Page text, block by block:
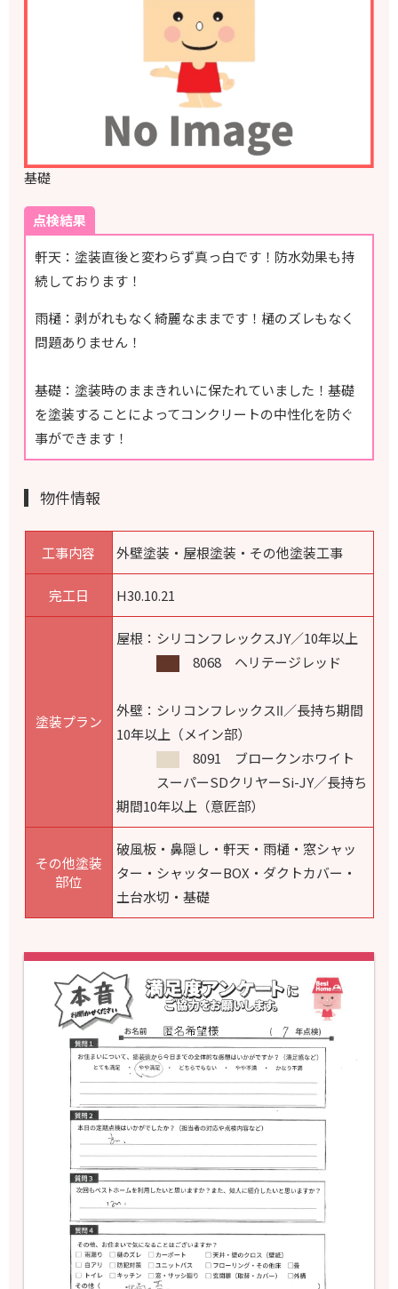
基礎
点検結果
軒天：塗装直後と変わらず真っ白です！防水効果も持
続しております！
雨樋：剥がれもなく綺麗なままです！樋のズレもなく
問題ありません！
基礎：塗装時のままきれいに保たれていました！基礎
を塗装することによってコンクリートの中性化を防ぐ
事ができます！
物件情報
工事内容 外壁塗装・屋根塗装・その他塗装工事
完工日 H30.10.21
塗装プラン
屋根：シリコンフレックスJY／10年以上
8068 ヘリテージレッド
外壁：シリコンフレックスⅡ／長持ち期間
10年以上（メイン部）
8091 ブロークンホワイト
スーパーSDクリヤーSi-JY／長持ち
期間10年以上（意匠部）
その他塗装
部位
破風板・鼻隠し・軒天・雨樋・ 窓シャッ
ター・シャッターBOX・ダクトカバー・
土台水切・基礎